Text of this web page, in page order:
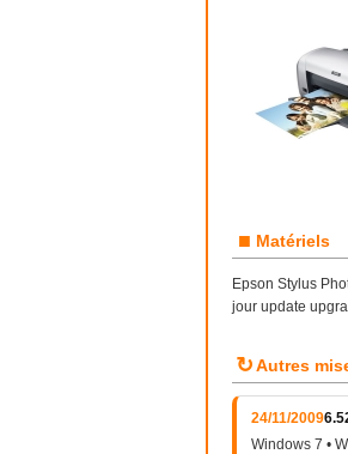
■ Matériels
Epson Stylus
jour update
↻Autres
24/11/2009
Windows 7 •